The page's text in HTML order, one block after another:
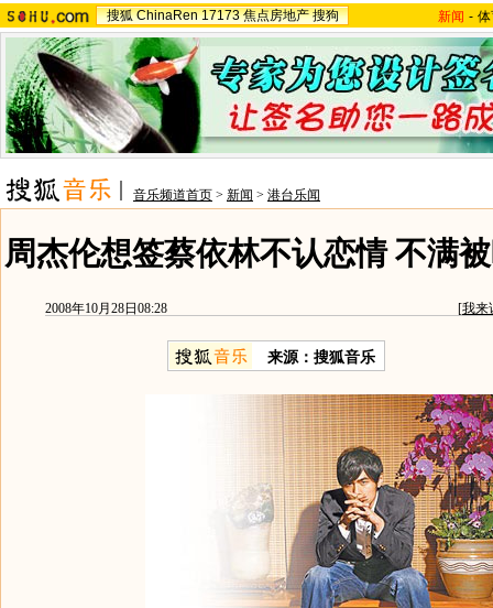
搜狐 ChinaRen 17173 焦点房地产 搜狗 新闻 -
音乐频道首页 > 新闻 > 港台乐闻
周杰伦想签蔡依林不认恋情 不满
2008年10月28日08:28 [我来
来源：搜狐音乐